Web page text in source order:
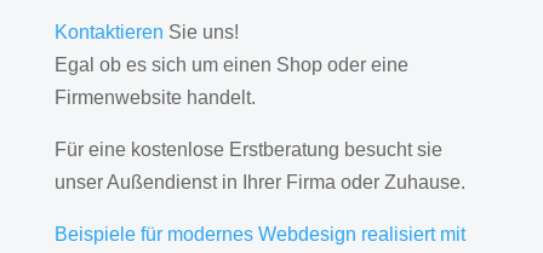
Kontaktieren Sie uns!
Egal ob es sich um einen Shop oder eine
Firmenwebsite handelt.
Für eine kostenlose Erstberatung besucht sie
unser Außendienst in Ihrer Firma oder Zuhause.
Beispiele für modernes Webdesign realisiert mit